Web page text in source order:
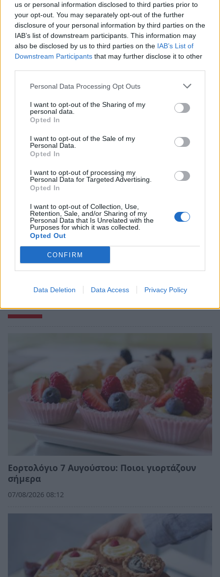
us or personal information disclosed to third parties prior to
your opt-out. You may separately opt-out of the further
disclosure of your personal information by third parties on the
IAB’s list of downstream participants. This information may
also be disclosed by us to third parties on the IAB’s List of
Downstream Participants that may further disclose it to other
Personal Data Processing Opt Outs
I want to opt-out of the Sharing of my
personal data.
Opted In
I want to opt-out of the Sale of my
Personal Data.
Opted In
I want to opt-out of processing my
Personal Data for Targeted Advertising.
Opted In
I want to opt-out of Collection, Use,
Retention, Sale, and/or Sharing of my
Personal Data that Is Unrelated with the
Purposes for which it was collected.
Opted Out
CONFIRM
Data Deletion Data Access Privacy Policy
Εορτολόγιο 7 Αυγούστου: Ποιοι γιορτάζουν
σήμερα
07/08/2026 08:12